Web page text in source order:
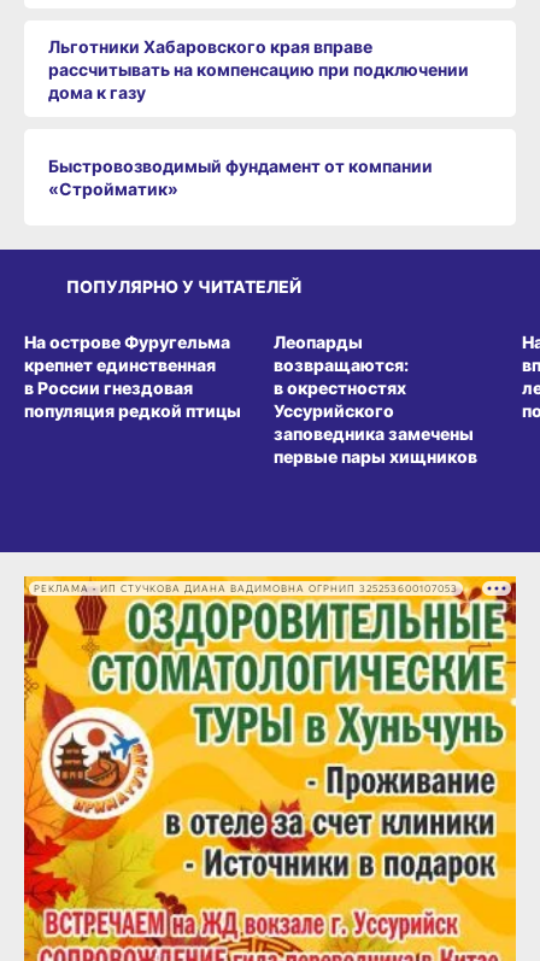
Льготники Хабаровского края вправе
рассчитывать на компенсацию при подключении
дома к газу
Быстровозводимый фундамент от компании
«Стройматик»
ПОПУЛЯРНО У ЧИТАТЕЛЕЙ
На острове Фуругельма
крепнет единственная
в России гнездовая
популяция редкой птицы
Леопарды
возвращаются:
в окрестностях
Уссурийского
заповедника замечены
первые пары хищников
РЕКЛАМА • ИП СТУЧКОВА ДИАНА ВАДИМОВНА ОГРНИП 325253600107053